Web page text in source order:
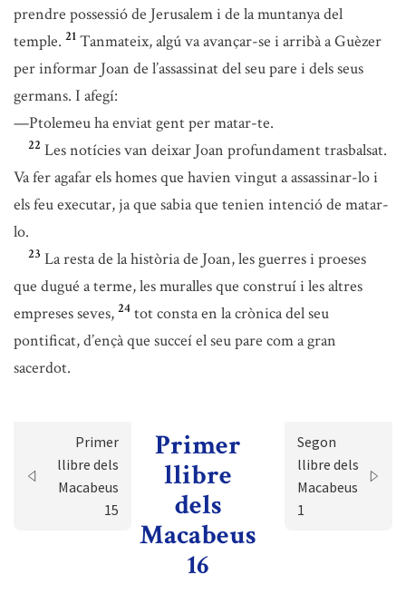
prendre possessió de Jerusalem i de la muntanya del
temple. 21 Tanmateix, algú va avançar-se i arribà a Guèzer
per informar Joan de l’assassinat del seu pare i dels seus
germans. I afegí:
—Ptolemeu ha enviat gent per matar-te.
22 Les notícies van deixar Joan profundament trasbalsat.
Va fer agafar els homes que havien vingut a assassinar-lo i
els feu executar, ja que sabia que tenien intenció de matar-
lo.
23 La resta de la història de Joan, les guerres i proeses
que dugué a terme, les muralles que construí i les altres
empreses seves, 24 tot consta en la crònica del seu
pontificat, d’ençà que succeí el seu pare com a gran
sacerdot.
Primer
llibre dels
Macabeus
15
Primer
llibre
dels
Macabeus
16
Segon
llibre dels
Macabeus
1